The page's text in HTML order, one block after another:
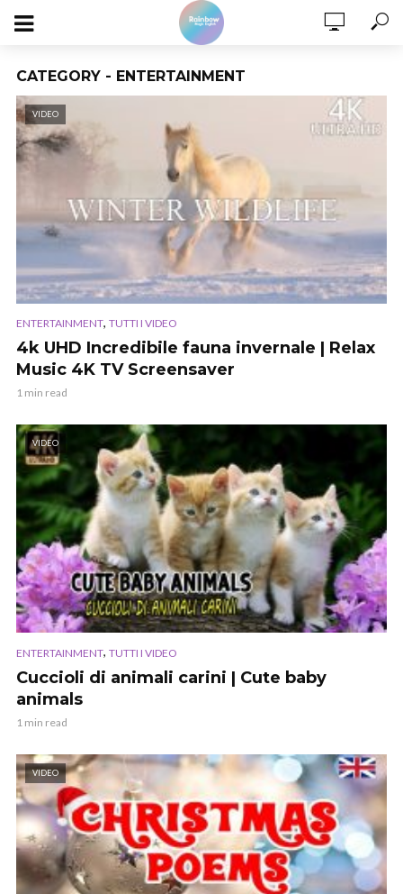
CATEGORY - ENTERTAINMENT
VIDEO
ENTERTAINMENT, TUTTI I VIDEO
4k UHD Incredibile fauna invernale | Relax
Music 4K TV Screensaver
1 min read
VIDEO
ENTERTAINMENT, TUTTI I VIDEO
Cuccioli di animali carini | Cute baby
animals
1 min read
VIDEO